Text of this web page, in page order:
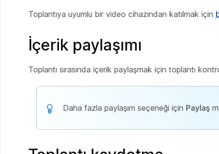
Toplantıya uyumlu bir video cihazından katılmak için
İçerik paylaşımı
Toplantı sırasında içerik paylaşmak için toplantı
Daha fazla paylaşım seçeneği için Paylaş